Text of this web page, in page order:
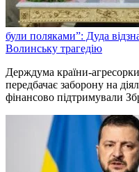
були поляками”: Дуда
Волинську трагедію
Держдума країни-
передбачає заборону на
фінансово підтримували